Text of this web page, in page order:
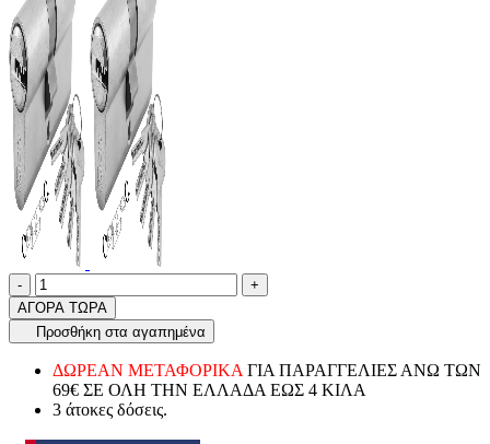
Ποσότητα
-product.increase.quantity +
ΑΓΟΡΑ ΤΩΡΑ
Προσθήκη στα αγαπημένα
ΔΩΡΕΑΝ ΜΕΤΑΦΟΡΙΚΑ ΓΙΑ ΠΑΡΑΓΓΕΛΙΕΣ ΑΝΩ ΤΩΝ
69€ ΣΕ ΟΛΗ ΤΗΝ ΕΛΛΑΔΑ ΕΩΣ 4 ΚΙΛΑ
3 άτοκες δόσεις.